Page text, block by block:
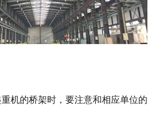
的桥架时，要注意和相应单位的